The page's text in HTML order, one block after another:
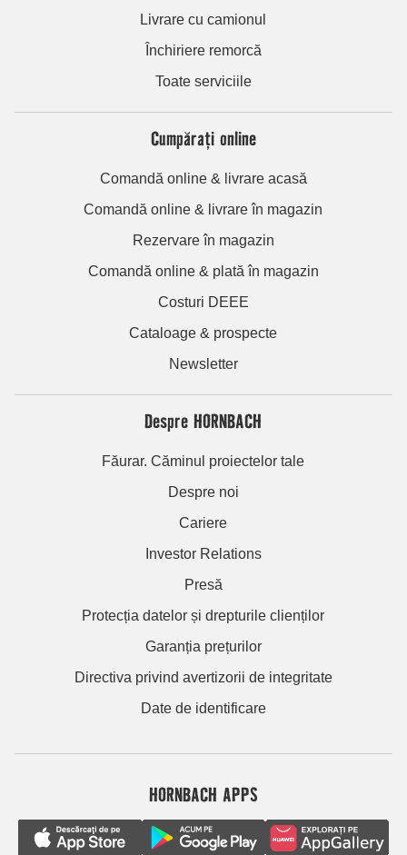
Livrare cu camionul
Închiriere remorcă
Toate serviciile
Cumpărați online
Comandă online & livrare acasă
Comandă online & livrare în magazin
Rezervare în magazin
Comandă online & plată în magazin
Costuri DEEE
Cataloage & prospecte
Newsletter
Despre HORNBACH
Făurar. Căminul proiectelor tale
Despre noi
Cariere
Investor Relations
Presă
Protecția datelor și drepturile clienților
Garanția prețurilor
Directiva privind avertizorii de integritate
Date de identificare
HORNBACH APPS